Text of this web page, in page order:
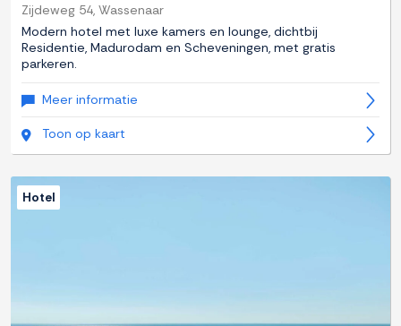
Zijdeweg 54, Wassenaar
Modern hotel met luxe kamers en lounge, dichtbij
Residentie, Madurodam en Scheveningen, met gratis
parkeren.
Meer informatie
Toon op kaart
Hotel